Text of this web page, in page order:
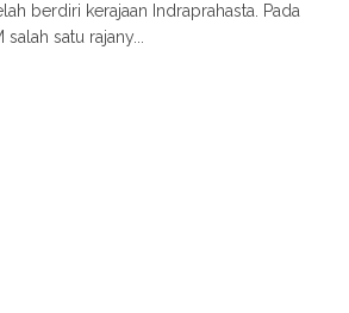
berdiri kerajaan Indraprahasta. Pada
satu rajany...